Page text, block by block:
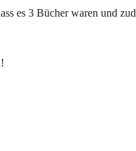
es 3 Bücher waren und